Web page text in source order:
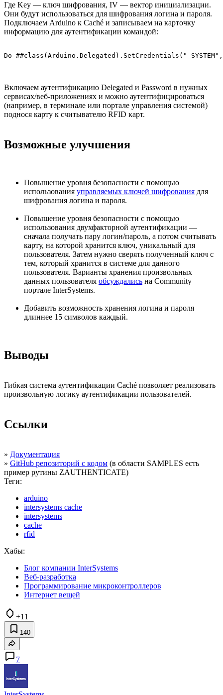
Где Key — ключ шифрования, IV — вектор инициализации.
Они будут использоваться для шифрования логина и пароля.
Подключаем Arduino к Caché и записываем на карточку
информацию для аутентификации командой:
Do
Включаем аутентификацию Delegated и Password в нужных
сервисах/веб-приложениях и можно аутентифицироваться
(например, в терминале или портале управления системой)
поднося карту к считывателю RFID карт.
Возможные улучшения
Повышение уровня безопасности с помощью
использования управляемых ключей шифрования для
шифрования логина и пароля.
Повышение уровня безопасности с помощью
использования двухфакторной аутентификации —
сначала получать пару логин/пароль, а потом считывать
карту, на которой хранится ключ, уникальный для
пользователя. Затем нужно сверять полученный ключ с
тем, который хранится в системе для данного
пользователя. Варианты хранения произвольных
данных пользователя обсуждались на Community
портале InterSystems.
Добавить возможность хранения логина и пароля
длиннее 15 символов каждый.
Выводы
Гибкая система аутентификации Caché позволяет реализовать
произвольную логику аутентификации пользователей.
Ссылки
» Документация
» GitHub репозиторий с кодом (в области SAMPLES есть
пример рутины ZAUTHENTICATE)
Теги:
arduino
intersystems cache
intersystems
cache
rfid
Хабы:
Блог компании InterSystems
Веб-разработка
Программирование микроконтроллеров
Интернет вещей
+11
140
7